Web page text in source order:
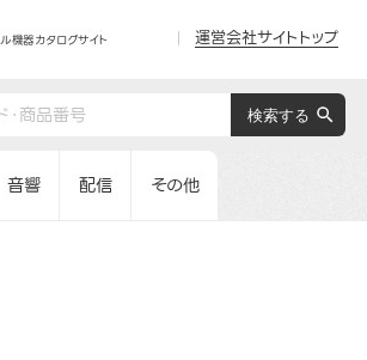
ル機器カタログサイト 運営会社サイトトップ
音響 配信 その他